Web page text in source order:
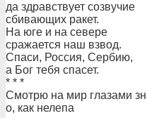
да здравствует созвучие
сбивающих ракет.
На юге и на севере
сражается наш взвод.
Спаси, Россия, Сербию,
а Бог тебя спасет.
* * *
Смотрю на мир глазами
о, как нелепа